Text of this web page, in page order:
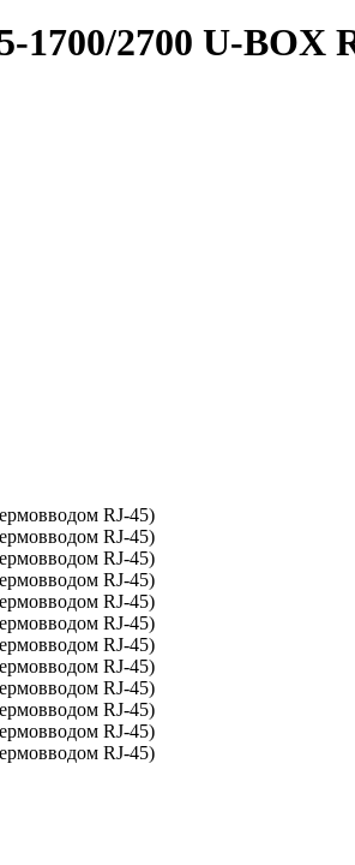
2700 U-BOX